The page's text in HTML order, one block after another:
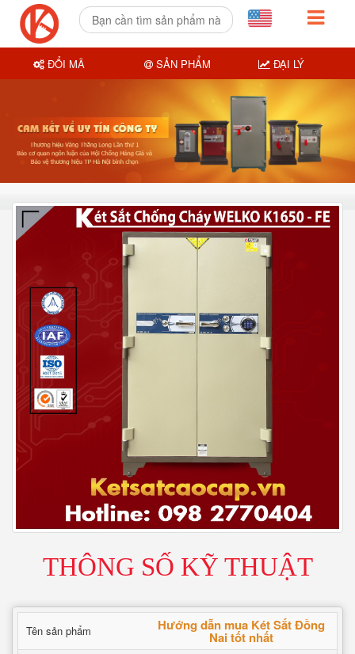
THÔNG SỐ KỸ THUẬT
Tên sản phẩm Hướng dẫn mua Két Sắt Đồng
Nai tốt nhất
ĐỔI MÃ SẢN PHẨM ĐẠI LÝ